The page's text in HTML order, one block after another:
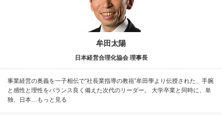
牟田太陽
日本経営合理化協会 理事長
事業経営の奥義を一子相伝で“社長業指導の教祖”牟田學より伝授された、手腕
と感性と理性をバランス良く備えた次代のリーダー。 大学卒業と同時に、単
独、日本…もっと見る